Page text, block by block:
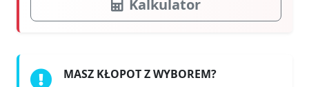
Kalkulator
MASZ KŁOPOT Z WYBOREM?